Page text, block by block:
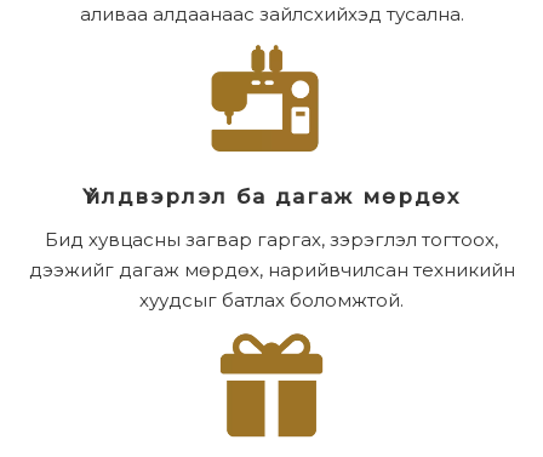
аливаа алдаанаас зайлсхийхэд тусална.
Үйлдвэрлэл ба дагаж мөрдөх
Бид хувцасны загвар гаргах, зэрэглэл тогтоох,
дээжийг дагаж мөрдөх, нарийвчилсан техникийн
хуудсыг батлах боломжтой.